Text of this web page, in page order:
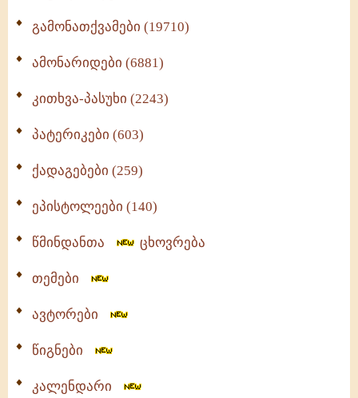
გამონათქვამები (19710)
ამონარიდები (6881)
კითხვა-პასუხი (2243)
პატერიკები (603)
ქადაგებები (259)
ეპისტოლეები (140)
წმინდანთა ცხოვრება
თემები
ავტორები
წიგნები
კალენდარი